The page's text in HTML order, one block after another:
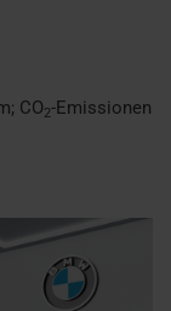
; CO2-Emissionen